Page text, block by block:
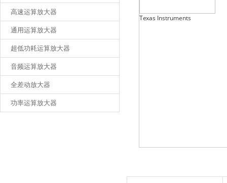
高速运算放大器
通用运算放大器
超低功耗运算放大器
音频运算放大器
全差动放大器
功率运算放大器
Texas Instruments